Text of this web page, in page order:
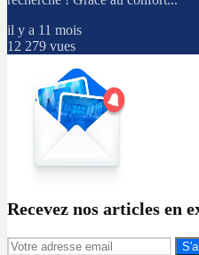
il y a 11 mois
12 279 vues
Recevez nos articles en